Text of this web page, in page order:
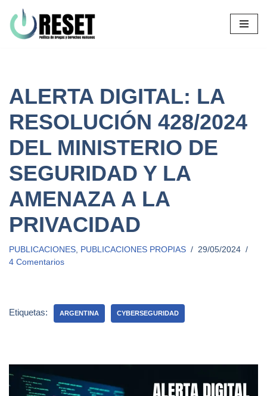
Ir
ALERTA DIGITAL: LA
RESOLUCIÓN 428/2024
DEL MINISTERIO DE
SEGURIDAD Y LA
AMENAZA A LA
PRIVACIDAD
PUBLICACIONES PUBLICACIONES PROPIAS
29/05/2024
4 Comentarios
Etiquetas: ARGENTINA CYBERSEGURIDAD